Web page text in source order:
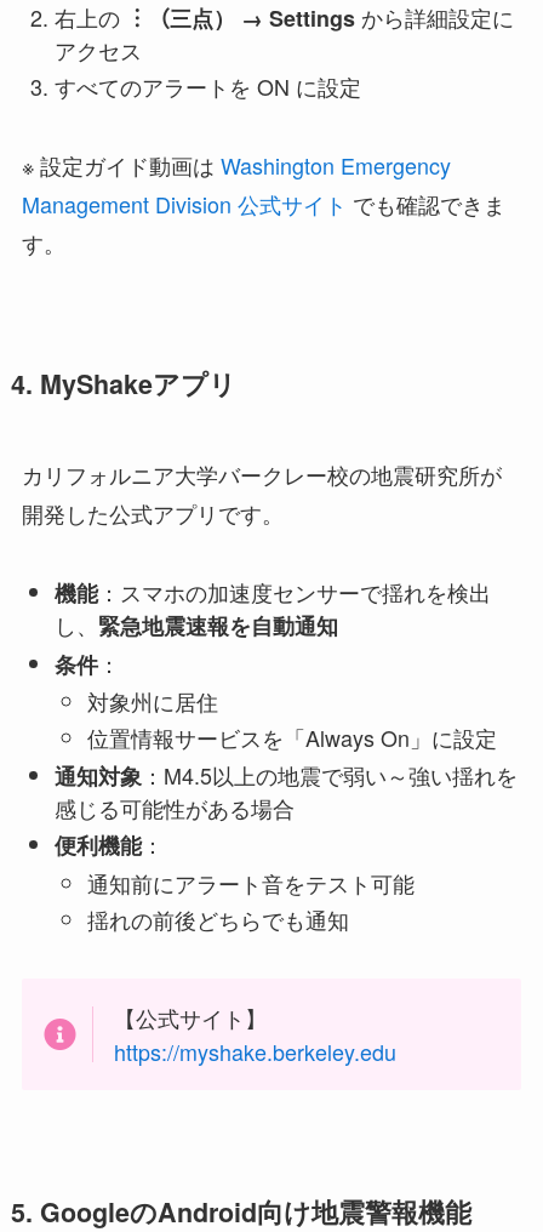
右上の ︙（三点） → Settingsから詳細設定に
アクセス
すべてのアラートを ON に設定
※ 設定ガイド動画は Washington Emergency
Management Division 公式サイト でも確認できま
す。
4. MyShakeアプリ
カリフォルニア大学バークレー校の地震研究所が
開発した公式アプリです。
機能：スマホの加速度センサーで揺れを検出
し、 緊急地震速報を自動通知
条件：
対象州に居住
位置情報サービスを「Always On」に設定
通知対象 ：M4.5以上の地震で弱い～強い揺れを
感じる可能性がある場合
便利機能：
通知前にアラート音をテスト可能
揺れの前後どちらでも通知
【公式サイト】
https://myshake.berkeley.edu
5. GoogleのAndroid向け地震警報機能